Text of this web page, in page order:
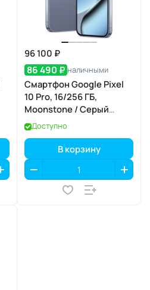
96 100 ₽
86 490 ₽ наличными
Смартфон Google Pixel
10 Pro, 16/256 ГБ,
Moonstone / Серый
Лунный Камень
Доступно
В корзину